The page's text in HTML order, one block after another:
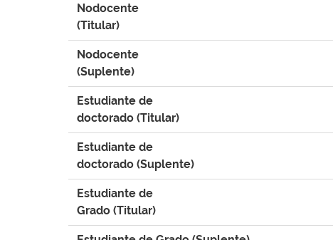
Nodocente
(Titular)
Nodocente
(Suplente)
Estudiante de
doctorado (Titular)
Estudiante de
doctorado (Suplente)
Estudiante de
Grado (Titular)